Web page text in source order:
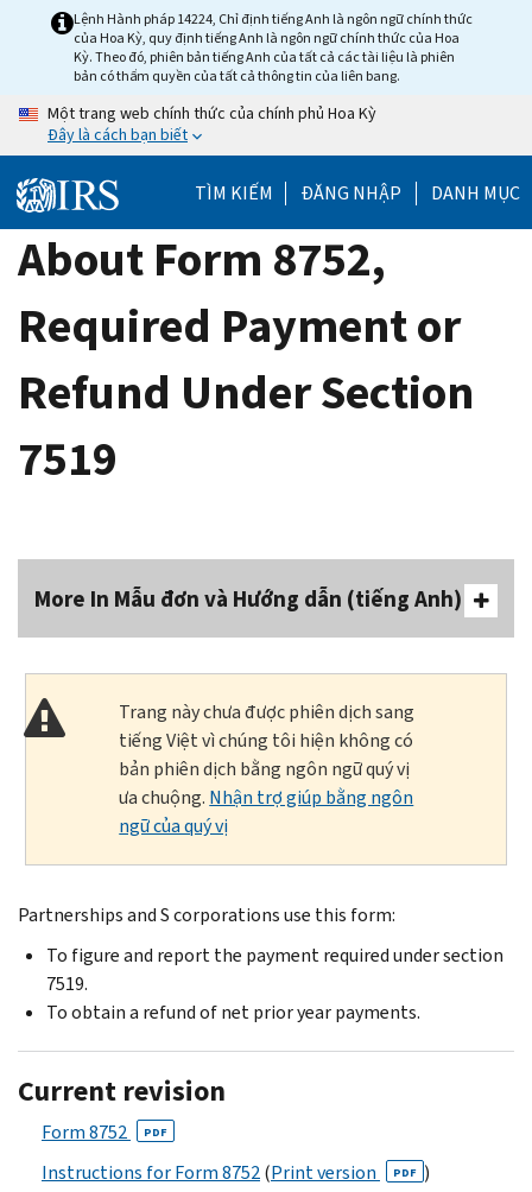
Lệnh Hành pháp 14224, Chỉ định tiếng Anh là ngôn ngữ chính thức
của Hoa Kỳ, quy định tiếng Anh là ngôn ngữ chính thức của Hoa
Kỳ. Theo đó, phiên bản tiếng Anh của tất cả các tài liệu là phiên
bản có thẩm quyền của tất cả thông tin của liên bang.
Một trang web chính thức của chính phủ Hoa Kỳ
Đây là cách bạn biết
TÌM KIẾM ĐĂNG NHẬP DANH MỤC
About Form 8752,
Required Payment or
Refund Under Section
7519
More In Mẫu đơn và Hướng dẫn (tiếng Anh)
Trang này chưa được phiên dịch sang
tiếng Việt vì chúng tôi hiện không có
bản phiên dịch bằng ngôn ngữ quý vị
ưa chuộng. Nhận trợ giúp bằng ngôn
ngữ của quý vị
Partnerships and S corporations use this form:
To figure and report the payment required under section
7519.
To obtain a refund of net prior year payments.
Current revision
Form 8752 PDF
Instructions for Form 8752(Print version PDF )